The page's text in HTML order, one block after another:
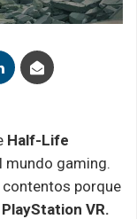
Half-Life
mundo gaming.
contentos porque
PlayStation VR.